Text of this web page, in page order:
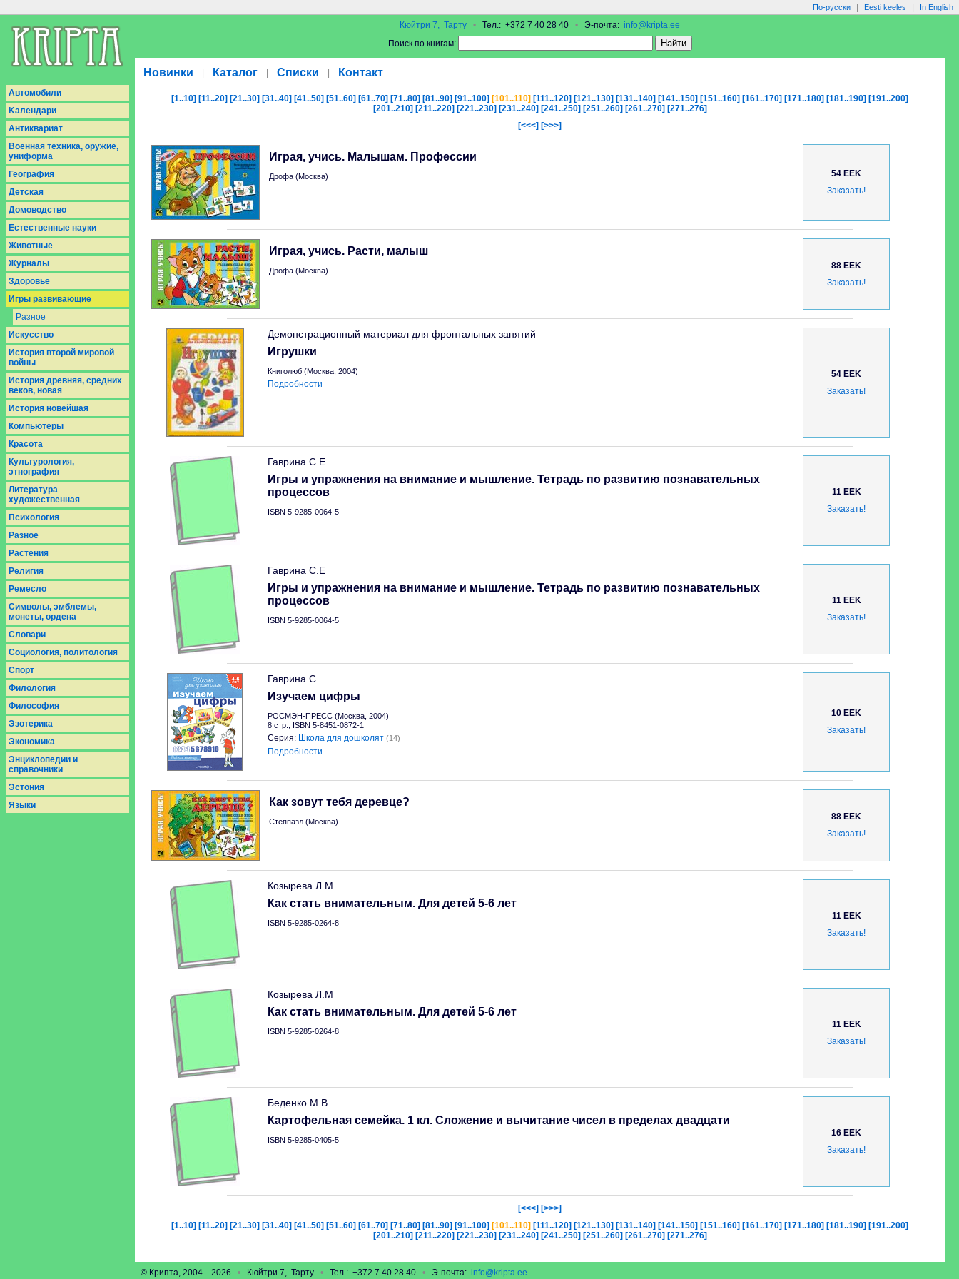
По-русски Eesti keeles In English
Кюйтри 7, Тарту • Тел.: +372 7 40 28 40 • Э-почта: info@kripta.ee
Поиск по книгам:
Новинки Каталог Списки Контакт
Aвтомобили
Kалендари
Антиквариат
Военная техника, оружие,
униформа
География
Детская
Домоводство
Естественные науки
Животные
Журналы
Здоровье
Игры развивающие
Разное
Искусство
История второй мировой
войны
История древняя, средних
веков, новая
История новейшая
Компьютеры
Красота
Культурология,
этнография
Литература
художественная
Психология
Разное
Растения
Религия
Ремесло
Символы, эмблемы,
монеты, ордена
Словари
Социология, политология
Спорт
Филология
Философия
Эзотерика
Экономика
Энциклопедии и
справочники
Эстония
Языки
[1..10] [11..20] [21..30] [31..40] [41..50] [51..60] [61..70] [71..80] [81..90] [91..100] [101..110] [111..120] [121..130] [131..140] [141..150] [151..160] [161..170] [171..180] [181..190] [191..200]
[201..210] [211..220] [221..230] [231..240] [241..250] [251..260] [261..270] [271..276]
[<<<] [>>>]
Играя, учись. Малышам. Профессии
Дрофа (Москва)
54 EEK
Заказать!
Играя, учись. Расти, малыш
Дрофа (Москва)
88 EEK
Заказать!
Демонстрационный материал для фронтальных занятий
Игрушки
Книголюб (Москва, 2004)
Подробности
54 EEK
Заказать!
Гаврина С.Е
Игры и упражнения на внимание и мышление. Тетрадь по развитию познавательных
процессов
ISBN 5-9285-0064-5
11 EEK
Заказать!
Гаврина С.Е
Игры и упражнения на внимание и мышление. Тетрадь по развитию познавательных
процессов
ISBN 5-9285-0064-5
11 EEK
Заказать!
Гаврина С.
Изучаем цифры
РОСМЭН-ПРЕСС (Москва, 2004)
8 стр.; ISBN 5-8451-0872-1
Серия: Школа для дошколят (14)
Подробности
10 EEK
Заказать!
Как зовут тебя деревце?
Степпазл (Москва)
88 EEK
Заказать!
Козырева Л.М
Как стать внимательным. Для детей 5-6 лет
ISBN 5-9285-0264-8
11 EEK
Заказать!
Козырева Л.М
Как стать внимательным. Для детей 5-6 лет
ISBN 5-9285-0264-8
11 EEK
Заказать!
Беденко М.В
Картофельная семейка. 1 кл. Сложение и вычитание чисел в пределах двадцати
ISBN 5-9285-0405-5
16 EEK
Заказать!
[<<<] [>>>]
[1..10] [11..20] [21..30] [31..40] [41..50] [51..60] [61..70] [71..80] [81..90] [91..100] [101..110] [111..120] [121..130] [131..140] [141..150] [151..160] [161..170] [171..180] [181..190] [191..200]
[201..210] [211..220] [221..230] [231..240] [241..250] [251..260] [261..270] [271..276]
© Крипта, 2004—2026 • Кюйтри 7, Тарту • Тел.: +372 7 40 28 40 • Э-почта: info@kripta.ee